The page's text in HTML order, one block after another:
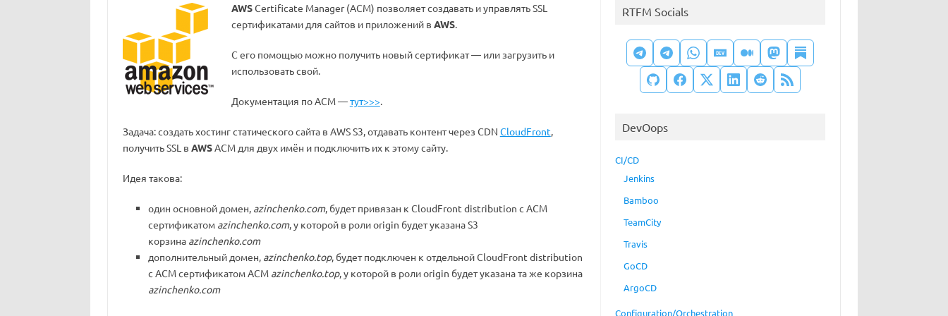
AWSCertificate Manager (ACM) позволяет создавать и управлять SSL
сертификатами для сайтов и приложений в AWS.
С его помощью можно получить новый сертификат — или загрузить и
использовать свой.
Документация по ACM —тут>>>.
Задача: создать хостинг статического сайта в AWS S3, отдавать контент через CDN CloudFront,
получить SSL в AWSACM для двух имён и подключить их к этому сайту.
Идея такова:
один основной домен, azinchenko.com, будет привязан к CloudFront distribution с ACM
сертификатом azinchenko.com, у которой в роли origin будет указана S3
корзина azinchenko.com
дополнительный домен, azinchenko.top, будет подключен к отдельной CloudFront distribution
с ACM сертификатом ACM azinchenko.top, у которой в роли origin будет указана та же корзина
azinchenko.com
RTFM Socials
DevOops
CI/CD
Jenkins
Bamboo
TeamCity
Travis
GoCD
ArgoCD
Configuration/Orchestration